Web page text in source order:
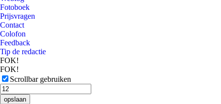
Fotoboek
Prijsvragen
Contact
Colofon
Feedback
Tip de redactie
FOK!
FOK!
Scrollbar gebruiken
opslaan